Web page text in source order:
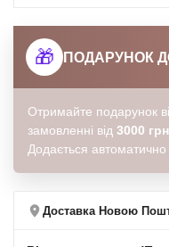
потужному SPF50
- освітлює пігментні
- сприяє зниженню синтезу
- на змішаних фільтрах
- вибілює колір шкіри,
🎁 ПОДАРУНОК
Отримайте подарунок
замовленні від 3000 грн
Додається
Доставка Новою